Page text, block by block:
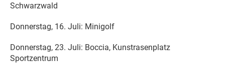
Schwarzwald
Donnerstag, 16. Juli: Minigolf
Donnerstag, 23. Juli: Boccia, Kunstrasenplatz
Sportzentrum